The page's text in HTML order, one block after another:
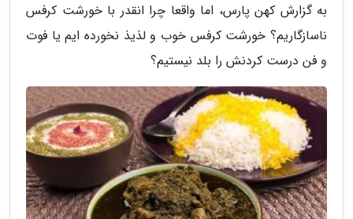
به گزارش کهن پارس، اما واقعا چرا انقدر با خورشت کرفس
ناسازگاریم؟ خورشت کرفس خوب و لذیذ نخورده ایم یا فوت
و فن درست کردنش را بلد نیستیم؟